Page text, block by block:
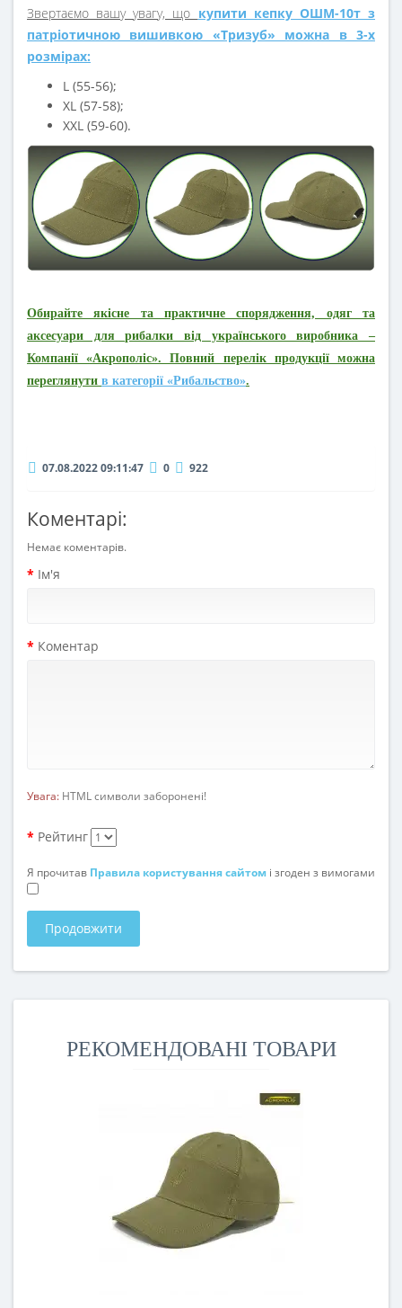
Звертаємо вашу увагу, що купити кепку ОШМ-10т з
патріотичною вишивкою «Тризуб» можна в 3-х
розмірах:
L (55-56);
XL (57-58);
XXL (59-60).
Обирайте якісне та практичне спорядження, одяг та
аксесуари для рибалки від українського виробника –
Компанії «Акрополіс». Повний перелік продукції можна
переглянути в категорії «Рибальство».
07.08.2022 09:11:47 0 922
Коментарі:
Немає коментарів.
Ім'я
Коментар
Увага: HTML символи заборонені!
Рейтинг
Я прочитав Правила користування сайтом і згоден з вимогами
Продовжити
РЕКОМЕНДОВАНІ ТОВАРИ